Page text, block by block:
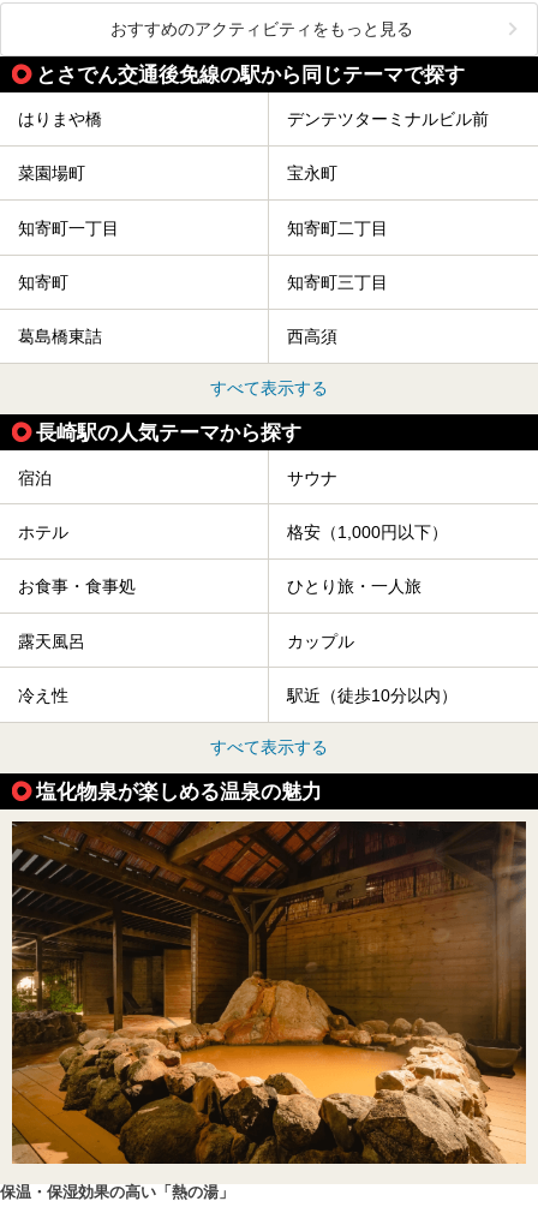
おすすめのアクティビティをもっと見る
とさでん交通後免線の駅から同じテーマで探す
はりまや橋 デンテツターミナルビル前
菜園場町 宝永町
知寄町一丁目 知寄町二丁目
知寄町 知寄町三丁目
葛島橋東詰 西高須
すべて表示する
長崎駅の人気テーマから探す
宿泊 サウナ
ホテル 格安（1,000円以下）
お食事・食事処 ひとり旅・一人旅
露天風呂 カップル
冷え性 駅近（徒歩10分以内）
すべて表示する
塩化物泉が楽しめる温泉の魅力
保温・保湿効果の高い「熱の湯」